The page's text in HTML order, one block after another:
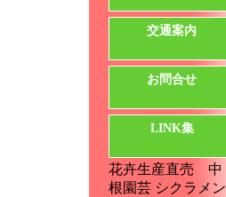
交通案内
お問合せ
LINK集
花卉生産直売 中
根園芸 シクラメン